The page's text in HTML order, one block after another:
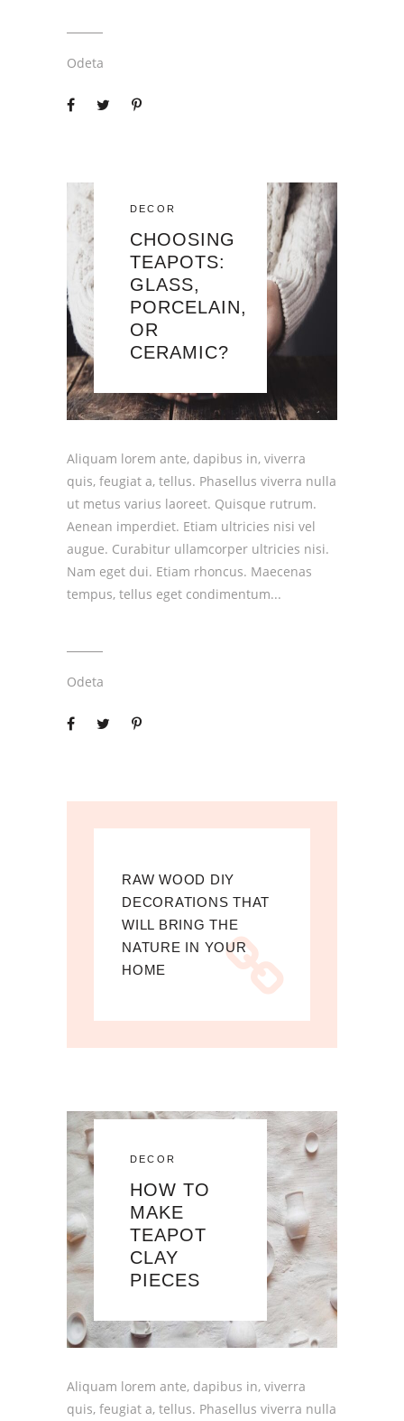
Odeta
DECOR
CHOOSING
TEAPOTS:
GLASS,
PORCELAIN,
OR
CERAMIC?
Aliquam lorem ante, dapibus in, viverra
quis, feugiat a, tellus. Phasellus viverra nulla
ut metus varius laoreet. Quisque rutrum.
Aenean imperdiet. Etiam ultricies nisi vel
augue. Curabitur ullamcorper ultricies nisi.
Nam eget dui. Etiam rhoncus. Maecenas
tempus, tellus eget condimentum
Odeta
RAW WOOD DIY
DECORATIONS THAT
WILL BRING THE
NATURE IN YOUR
HOME
DECOR
HOW TO
MAKE
TEAPOT
CLAY
PIECES
Aliquam lorem ante, dapibus in, viverra
quis, feugiat a, tellus. Phasellus viverra nulla